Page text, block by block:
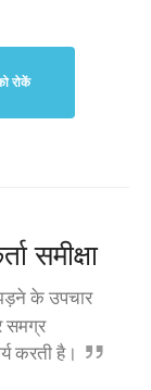
रोकें
समीक्षा
के उपचार
समग्र
करती है।